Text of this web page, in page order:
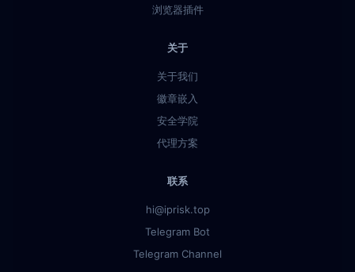
浏览器插件
关于
关于我们
徽章嵌入
安全学院
代理方案
联系
hi@iprisk.top
Telegram Bot
Telegram Channel